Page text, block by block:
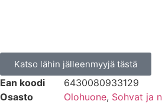
Katso lähin jälleenmyyjä tästä
Ean koodi
6430080933129
Osasto
Olohuone, Sohvat ja